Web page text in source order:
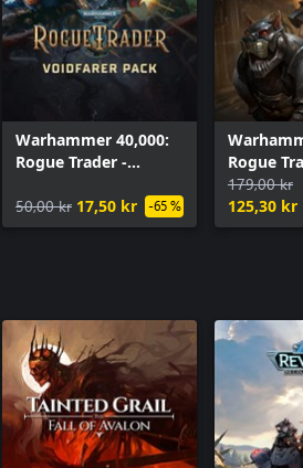
Warhammer 40,000:
Rogue Trader -
50,00 kr 17,50 kr -65 %
Rogue
Imperialis
179,00 kr
125,30 kr